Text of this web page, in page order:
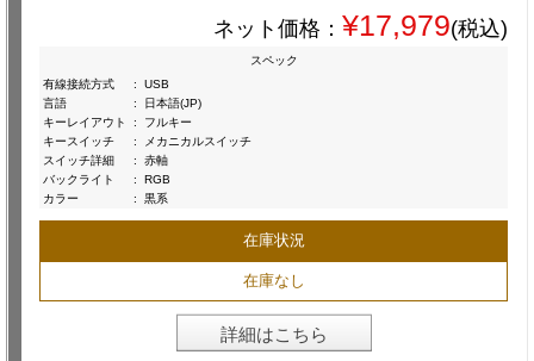
ネット価格： ¥17,979(税込)
スペック
有線接続方式
:
USB
言語
:
日本語(JP)
キーレイアウト
:
フルキー
キースイッチ
:
メカニカルスイッチ
スイッチ詳細
:
赤軸
バックライト
:
RGB
カラー
: 黒系
在庫状況
在庫なし
詳細はこちら